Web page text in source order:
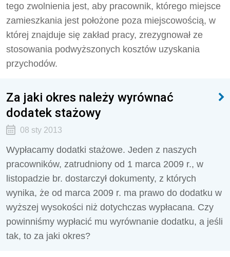
tego zwolnienia jest, aby pracownik, którego miejsce
zamieszkania jest położone poza miejscowością, w
której znajduje się zakład pracy, zrezygnował ze
stosowania podwyższonych kosztów uzyskania
przychodów.
Za jaki okres należy wyrównać
dodatek stażowy
08 sty 2013
Wypłacamy dodatki stażowe. Jeden z naszych
pracowników, zatrudniony od 1 marca 2009 r., w
listopadzie br. dostarczył dokumenty, z których
wynika, że od marca 2009 r. ma prawo do dodatku w
wyższej wysokości niż dotychczas wypłacana. Czy
powinniśmy wypłacić mu wyrównanie dodatku, a jeśli
tak, to za jaki okres?